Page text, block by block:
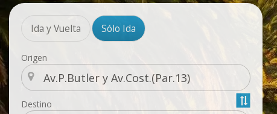
Ida y Vuelta Sólo Ida
Origen
Destino